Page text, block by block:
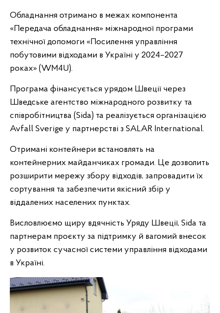
Обладнання отримано в межах компонента
«Передача обладнання» міжнародної програми
технічної допомоги «Посилення управління
побутовими відходами в Україні у 2024–2027
роках» (WM4U).
Програма фінансується урядом Швеції через
Шведське агентство міжнародного розвитку та
співробітництва (Sida) та реалізується організацією
Avfall Sverige у партнерстві з SALAR International.
Отримані контейнери встановлять на
контейнерних майданчиках громади. Це дозволить
розширити мережу збору відходів, запровадити їх
сортування та забезпечити якісний збір у
віддалених населених пунктах.
Висловлюємо щиру вдячність Уряду Швеції, Sida та
партнерам проєкту за підтримку й вагомий внесок
у розвиток сучасної системи управління відходами
в Україні.